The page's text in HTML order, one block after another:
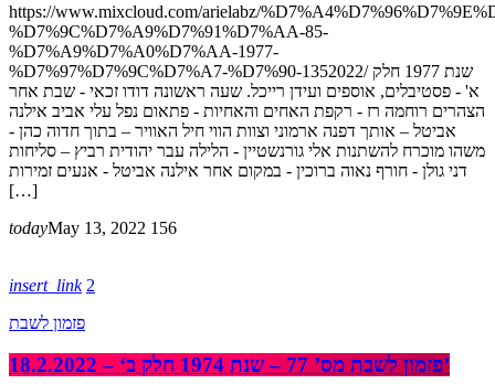
https://www.mixcloud.com/arielabz/
%D7%9C%D7%A9%D7%91%D7%AA-85-
%D7%A9%D7%A0%D7%AA-1977-
%D7%97%D7%9C%D7%A7-%D7%90-1352022/ שנת 1977 חלק
א' - פסטיבלים, אוספים ועידן רייכל. שעה ראשונה דודו זכאי - שבת אחר
הצהרים רוחמה רז - רקפת האחים והאחיות - פתאום נפל עלי אביב אילנה
אביטל – אותך דפנה ארמוני וצוות הווי חיל האוויר – בתוך חדוה כהן -
משהו מוכרח להשתנות אלי גורנשטיין - הלילה עבר יהודית רביץ – סליחות
דני גולן - חורף נאוה ברוכין - במקום אחר אילנה אביטל - אנעים זמירות
[…]
todayMay 13, 2022 156
insert_link 2
פזמון לשבת
18.2.2022 – ‘פזמון לשבת מס’ 77 – שנת 1974 חלק ב’